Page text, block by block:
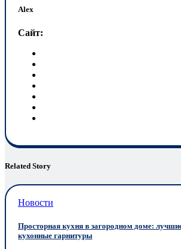
Alex
Сайт:
Related Story
Новости
Просторная кухня в загородном доме:
кухонные гарнитуры